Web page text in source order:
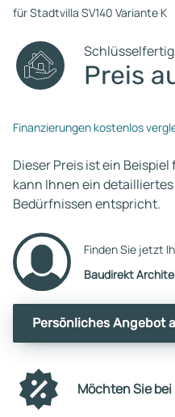
für Stadtvilla SV140 Variante K
Preis
Finanzierungen kostenlos
Dieser Preis ist ein
kann Ihnen ein
Bedürfnissen entspricht.
Finden Sie jetzt
Baudirekt
Persönliches Angebot
Möchten Sie